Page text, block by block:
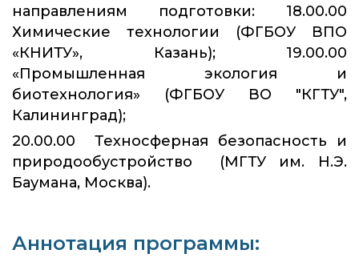
направлениям подготовки: 18.00.00
Химические технологии (ФГБОУ ВПО
«КНИТУ», Казань); 19.00.00
«Промышленная экология и
биотехнология» (ФГБОУ ВО "КГТУ",
Калининград);
20.00.00 Техносферная безопасность и
природообустройство (МГТУ им. Н.Э.
Баумана, Москва).
Аннотация программы: